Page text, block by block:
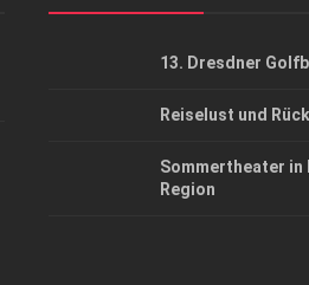
13. Dresdner
Reiselust und
Sommertheater in
Region